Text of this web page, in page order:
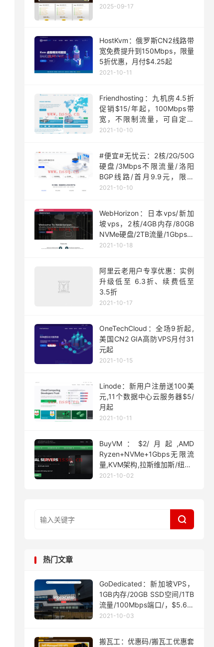
2025-09-17
HostKvm：俄罗斯CN2线路带
宽免费提升到150Mbps，限量
5折优惠，月付$4.25起
2021-10-11
Friendhosting：九机房4.5折
促销$15/年起，100Mbps带
宽，不限制流量，可自定义
ISO
2021-10-10
#便宜#无忧云：2核/2G/50G
硬盘/3Mbps不限流量/洛阳
BGP线路/首月9.9元，限量
200台
2021-10-10
WebHorizon：日本vps/新加
坡vps，2核/4GB内存/80GB
NVMe硬盘/2TB流量/1Gbps端
口，$5/月起
2021-10-18
阿里云老用户专享优惠：实例
升级低至 6.3折、续费低至
3.5折
2021-10-17
OneTechCloud：全场9折起,
美国CN2 GIA高防VPS月付31
元起
2021-10-15
Linode：新用户注册送100美
元,11个数据中心云服务器$5/
月起
2021-10-11
BuyVM：$2/月起,AMD
Ryzen+NVMe+1Gbps无限流
量,KVM架构,拉斯维加斯/纽约/
迈阿密
2021-10-02

热门文章
GoDedicated：新加坡VPS，
1GB内存/20GB SSD空间/1TB
流量/100Mbps端口/，$5.63/
月起
2021-10-03
搬瓦工：优惠码/搬瓦工优惠套